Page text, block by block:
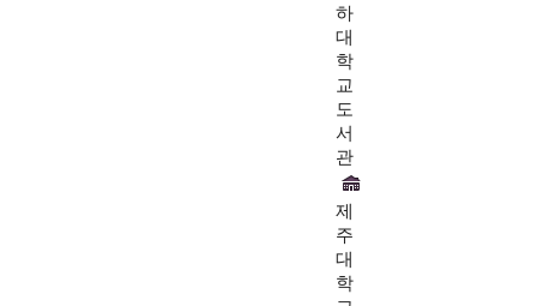
하
대
학
교
도
서
관
제
주
대
학